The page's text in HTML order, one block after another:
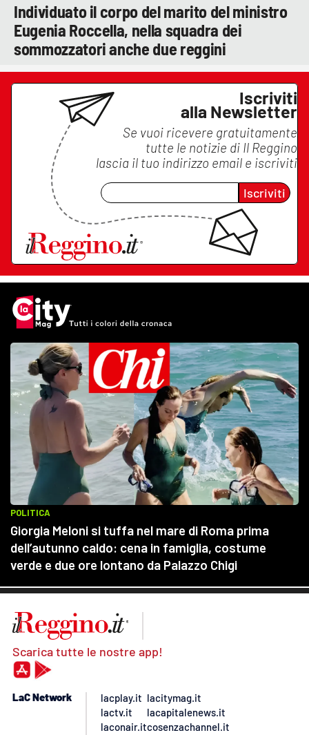
Individuato il corpo del marito del ministro
Eugenia Roccella, nella squadra dei
sommozzatori anche due reggini
Iscriviti
alla Newsletter
Se vuoi ricevere gratuitamente
tutte le notizie di Il Reggino
lascia il tuo indirizzo email e iscriviti
Iscriviti
Scarica tutte le nostre app!
LaC Network
lacplay.it
lactv.it
laconair.it
lacitymag.it
lacapitalenews.it
cosenzachannel.it